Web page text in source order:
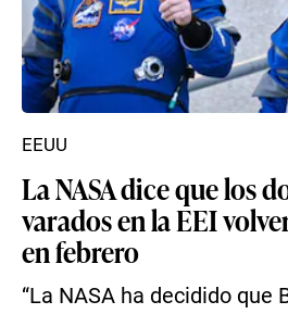
La NASA dice que los
varados en la EEI
en febrero
“La NASA ha decidido que
EEUU